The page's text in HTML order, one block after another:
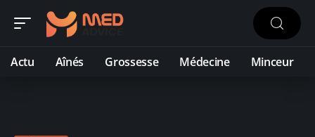
Actu Aînés Grossesse Médecine Minceur